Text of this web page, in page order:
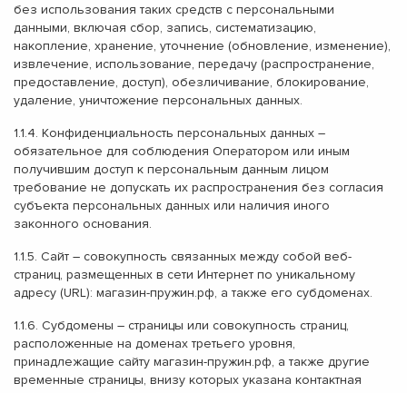
без использования таких средств с персональными
данными, включая сбор, запись, систематизацию,
накопление, хранение, уточнение (обновление, изменение),
извлечение, использование, передачу (распространение,
предоставление, доступ), обезличивание, блокирование,
удаление, уничтожение персональных данных.
1.1.4. Конфиденциальность персональных данных –
обязательное для соблюдения Оператором или иным
получившим доступ к персональным данным лицом
требование не допускать их распространения без согласия
субъекта персональных данных или наличия иного
законного основания.
1.1.5. Сайт – совокупность связанных между собой веб-
страниц, размещенных в сети Интернет по уникальному
адресу (URL): магазин-пружин.рф, а также его субдоменах.
1.1.6. Субдомены – страницы или совокупность страниц,
расположенные на доменах третьего уровня,
принадлежащие сайту магазин-пружин.рф, а также другие
временные страницы, внизу которых указана контактная